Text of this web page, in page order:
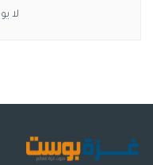
لا